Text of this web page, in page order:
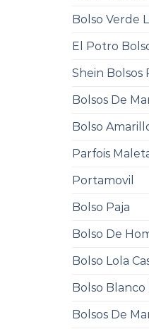
Bolso Verde
El Potro
Shein Bolsos
Bolsos De
Bolso
Parfois
Portamovil
Bolso Paja
Bolso De
Bolso Lola
Bolso
Bolsos De